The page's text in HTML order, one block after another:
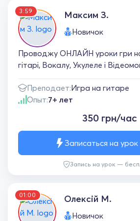
3:59 Максим З.
Новичок
Проводжу ОНЛАЙН уроки гри на
гітарі, Вокалу, Укулеле і
Преподает:Игра на гитаре
Опыт:7+ лет
350 грн/час
Запись на урок —
Записаться на урок
01:00 Олексій М.
Новичок